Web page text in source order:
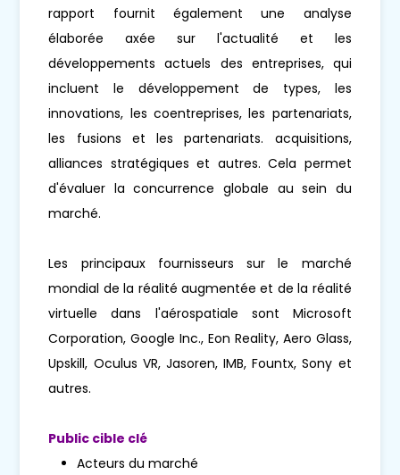
rapport fournit également une analyse
élaborée axée sur l'actualité et les
développements actuels des entreprises, qui
incluent le développement de types, les
innovations, les coentreprises, les partenariats,
les fusions et les partenariats. acquisitions,
alliances stratégiques et autres. Cela permet
d'évaluer la concurrence globale au sein du
marché.
Les principaux fournisseurs sur le marché
mondial de la réalité augmentée et de la réalité
virtuelle dans l'aérospatiale sont Microsoft
Corporation, Google Inc., Eon Reality, Aero Glass,
Upskill, Oculus VR, Jasoren, IMB, Fountx, Sony et
autres.
Public cible clé
Acteurs du marché